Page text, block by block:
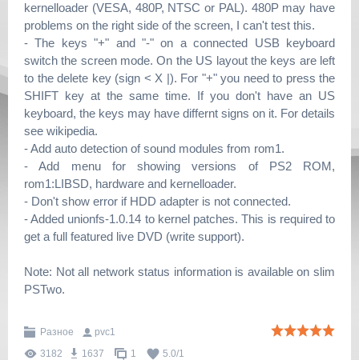
kernelloader (VESA, 480P, NTSC or PAL). 480P may have
problems on the right side of the screen, I can't test this.
- The keys "+" and "-" on a connected USB keyboard
switch the screen mode. On the US layout the keys are left
to the delete key (sign < X |). For "+" you need to press the
SHIFT key at the same time. If you don't have an US
keyboard, the keys may have differnt signs on it. For details
see wikipedia.
- Add auto detection of sound modules from rom1.
- Add menu for showing versions of PS2 ROM,
rom1:LIBSD, hardware and kernelloader.
- Don't show error if HDD adapter is not connected.
- Added unionfs-1.0.14 to kernel patches. This is required to
get a full featured live DVD (write support).
Note: Not all network status information is available on slim
PSTwo.
Разное
pvc1
3182
1637 1 5.0/1